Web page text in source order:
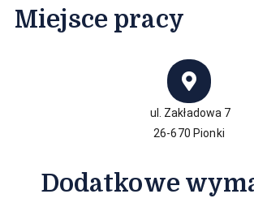
Miejsce pracy​
ul. Zakładowa 7
26-670 Pionki
Dodatkowe